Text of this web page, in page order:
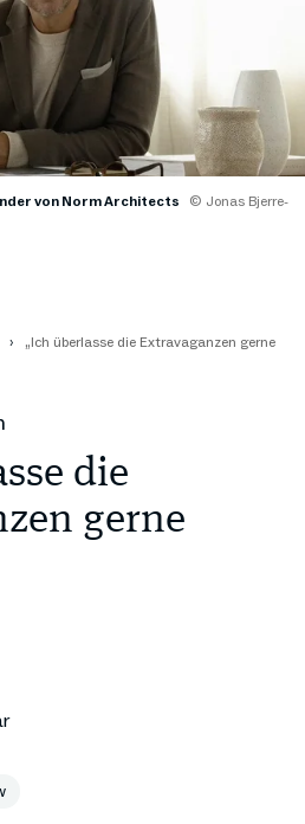
von Norm Architects
© Jonas Bjerre-
„Ich überlasse die Extravaganzen gerne
die
gerne